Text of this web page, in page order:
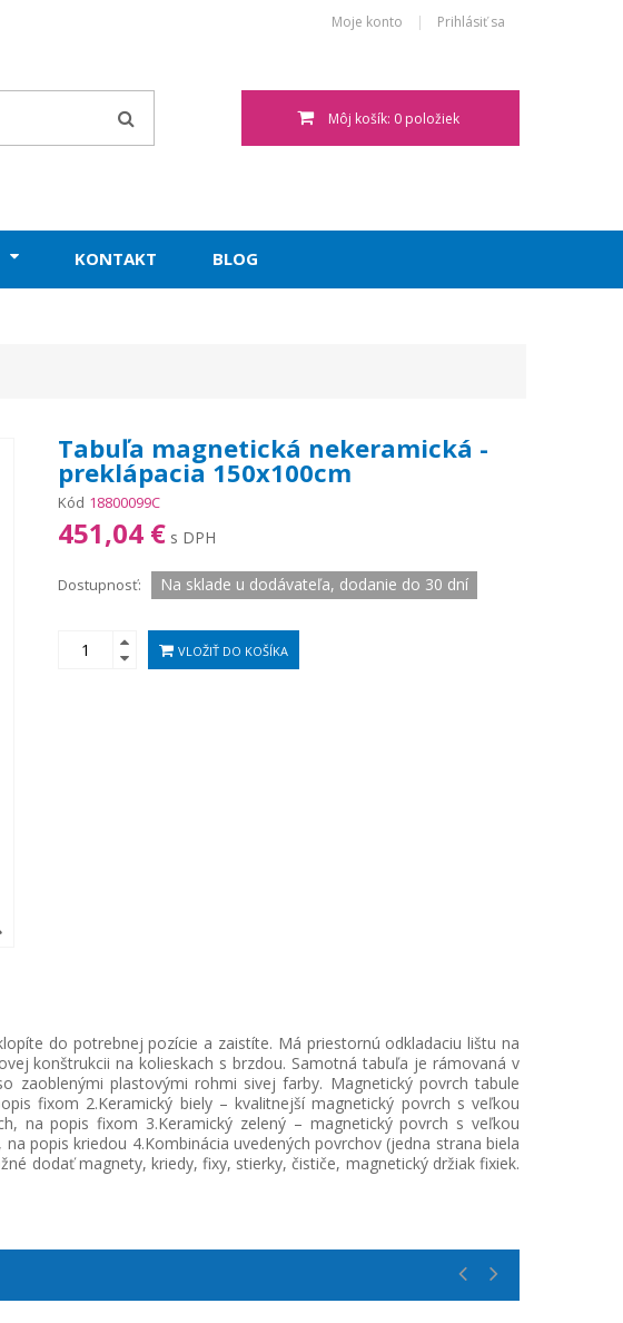
Moje konto Prihlásiť sa
Môj košík: 0 položiek
KONTAKT BLOG
Tabuľa magnetická nekeramická -
preklápacia 150x100cm
Kód 18800099C
451,04 € s DPH
Dostupnosť: Na sklade u dodávateľa, dodanie do 30 dní
VLOŽIŤ DO KOŠÍKA
do potrebnej pozície a zaistíte. Má priestornú odkladaciu lištu na
konštrukcii na kolieskach s brzdou. Samotná tabuľa je rámovaná v
zaoblenými plastovými rohmi sivej farby. Magnetický povrch tabule
fixom 2.Keramický biely – kvalitnejší magnetický povrch s veľkou
na popis fixom 3.Keramický zelený – magnetický povrch s veľkou
popis kriedou 4.Kombinácia uvedených povrchov (jedna strana biela
dodať magnety, kriedy, fixy, stierky, čističe, magnetický držiak fixiek.